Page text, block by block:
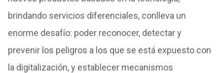
brindando servicios diferenciales, conlleva un
enorme desafío: poder reconocer, detectar y
prevenir los peligros a los que se está expuesto con
la digitalización, y establecer mecanismos